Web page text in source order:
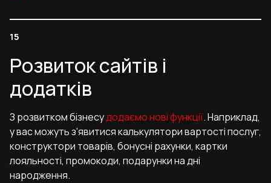
Розвиток сайтів і
додатків
З розвитком бізнесудодаємо нові функції. Наприклад,
у вас можуть з'явитися калькулятори вартості послуг,
конструктори товарів, бонусні рахунки, картки
лояльності, промокоди, подарунки на дні
народження.